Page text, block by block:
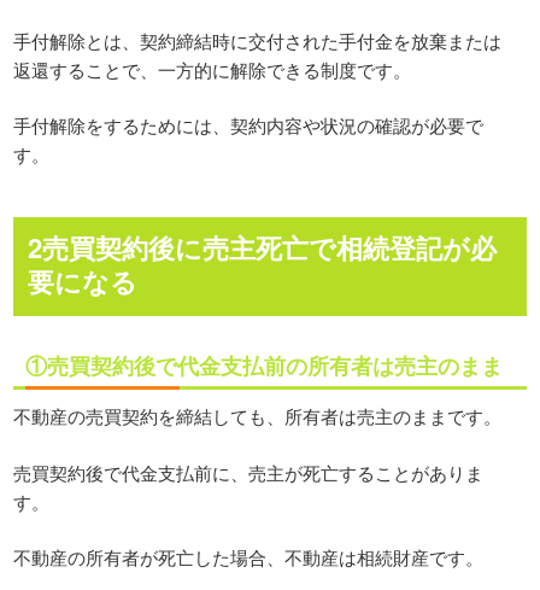
手付解除とは、契約締結時に交付された手付金を放棄または
返還することで、一方的に解除できる制度です。
手付解除をするためには、契約内容や状況の確認が必要で
す。
2売買契約後に売主死亡で相続登記が必
要になる
①売買契約後で代金支払前の所有者は売主のまま
不動産の売買契約を締結しても、所有者は売主のままです。
売買契約後で代金支払前に、売主が死亡することがありま
す。
不動産の所有者が死亡した場合、不動産は相続財産です。